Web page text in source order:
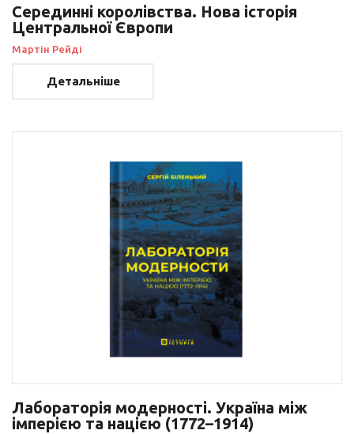
Серединні королівства. Нова історія
Центральної Європи
Мартін Рейді
Детальніше
Лабораторія модерності. Україна між
імперією та нацією (1772–1914)